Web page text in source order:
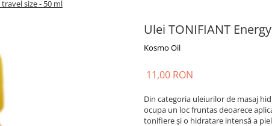
travel size - 50 ml
Ulei TONIFIANT
Kosmo Oil
11,00 RON
Din categoria uleiurilor de masaj
ocupa un loc fruntas deoarece
tonifiere și o hidratare intensă a